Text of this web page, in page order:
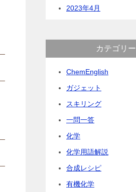
2023年4月
カテゴリー
ChemEnglish
ガジェット
スキリング
一問一答
化学
化学用語解説
合成レシピ
有機化学